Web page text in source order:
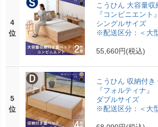
4
位
こうひん 大容量収
『コンビニエント』
シングルサイズ
※配送区分：＜大
55,660円(税込)
5
位
こうひん 収納付き
『フォルティナ』
ダブルサイズ
※配送区分：＜大